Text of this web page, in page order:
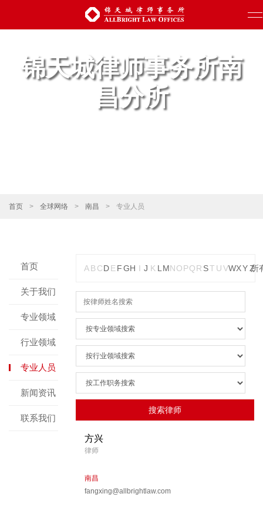
锦天城律师事务所南
昌分所
首页 > 全球网络 > 南昌 > 专业人员
首页
关于我们
专业领域
行业领域
专业人员
新闻资讯
联系我们
ABCDE FGH I J K L MNOPQR ST UVWXYZ
所
方兴
律师
南昌
fangxing@allbrightlaw.com